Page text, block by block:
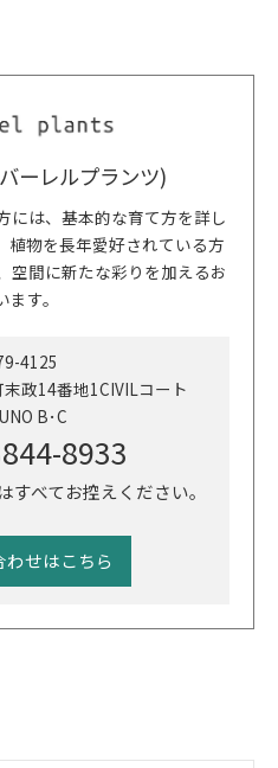
ーレルプランツ)
には、基本的な育て方を詳し
植物を長年愛好されている方
空間に新たな彩りを加えるお
す。
4125
政14番地1CIVILコート
B･C
8933
べてお控えください。
わせはこちら